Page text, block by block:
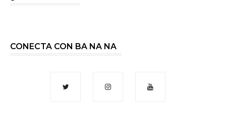
CONECTA CON BA NA NA